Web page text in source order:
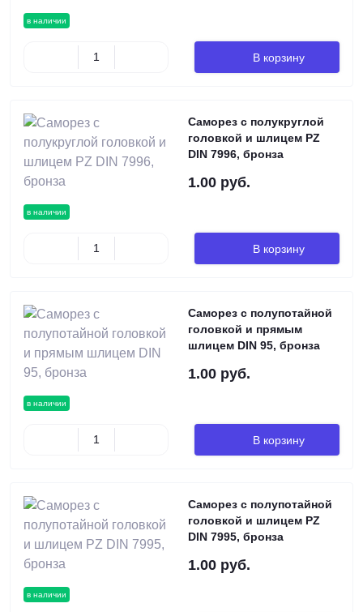
в наличии
В корзину
в наличии
Саморез с полукруглой
головкой и шлицем PZ
DIN 7996, бронза
1.00 руб.
В корзину
в наличии
Саморез с полупотайной
головкой и прямым
шлицем DIN 95, бронза
1.00 руб.
В корзину
в наличии
Саморез с полупотайной
головкой и шлицем PZ
DIN 7995, бронза
1.00 руб.